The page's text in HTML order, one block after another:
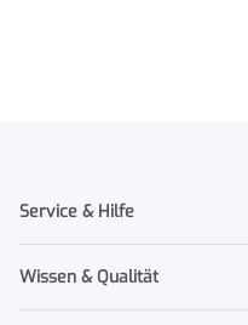
Service & Hilfe
Wissen & Qualität